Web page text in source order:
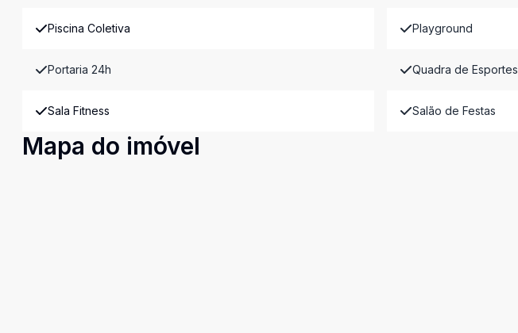
Piscina Coletiva Playground
Portaria 24h Quadra de Esportes
Sala Fitness Salão de Festas
Mapa do imóvel